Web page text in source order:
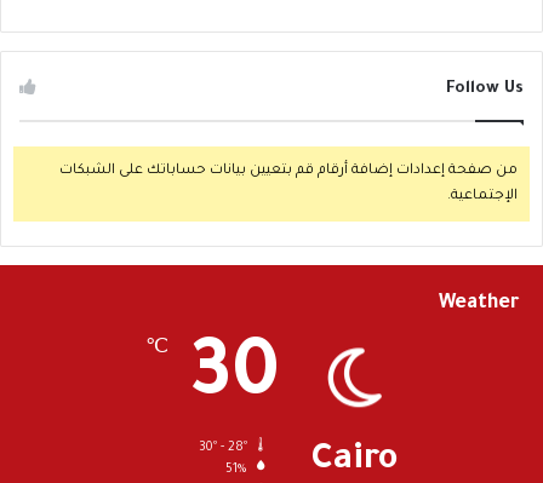
Follow Us
من صفحة إعدادات إضافة أرقام قم بتعيين بيانات حساباتك على الشبكات
الإجتماعية.
Weather
Cairo
30
℃
51%